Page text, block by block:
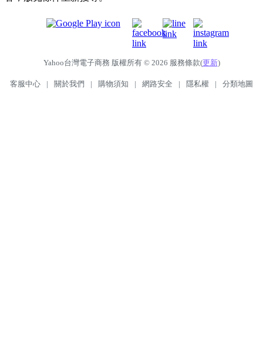
Yahoo台灣電子商務 版權所有 © 2026 服務條款(更新)
客服中心 | 關於我們 | 購物須知 | 網路安全 | 隱私權 | 分類地圖